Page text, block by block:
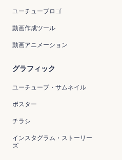
グラフィック
ユーチューブ・サムネイル
ポスター
チラシ
インスタグラム・ストーリー
ズ
ユーチューブロゴ
動画作成ツール
動画アニメーション